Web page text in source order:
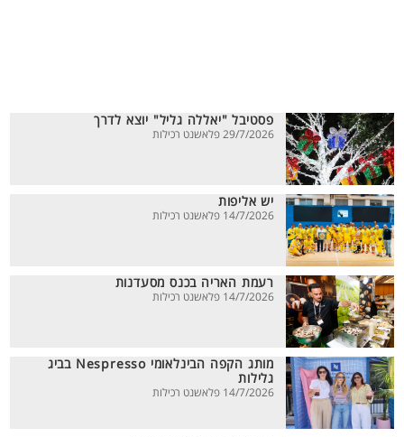
פסטיבל "יאללה גליל" יוצא לדרך
29/7/2026 פלאשנט רכילות
יש אליפות
14/7/2026 פלאשנט רכילות
רעמת האריה בכנס מסעדנות
14/7/2026 פלאשנט רכילות
מותג הקפה הבינלאומי Nespresso בביג
גלילות
14/7/2026 פלאשנט רכילות